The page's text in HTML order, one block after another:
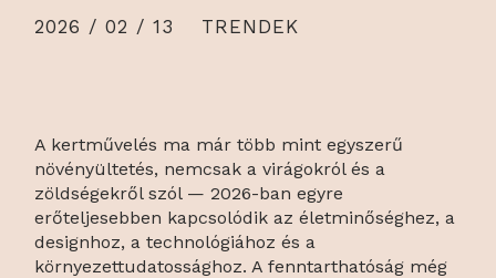
2026 / 02 / 13 TRENDEK
A kertművelés ma már több mint egyszerű
növényültetés, nemcsak a virágokról és a
zöldségekről szól — 2026-ban egyre
erőteljesebben kapcsolódik az életminőséghez, a
designhoz, a technológiához és a
környezettudatossághoz. A fenntarthatóság még